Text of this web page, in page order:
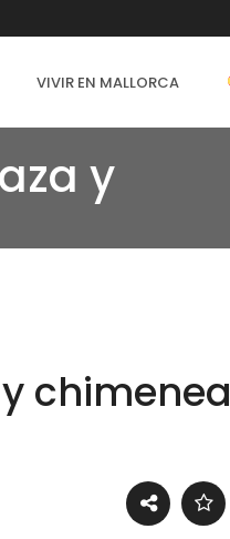
VIVIR EN MALLORCA
y
chimenea